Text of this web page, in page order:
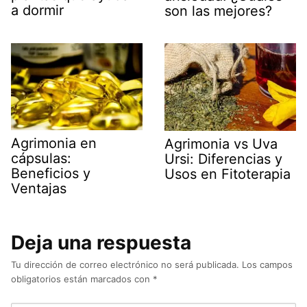
a dormir
son las mejores?
Agrimonia en
cápsulas:
Beneficios y
Ventajas
Agrimonia vs Uva
Ursi: Diferencias y
Usos en Fitoterapia
Deja una respuesta
Tu dirección de correo electrónico no será publicada. Los campos
obligatorios están marcados con *